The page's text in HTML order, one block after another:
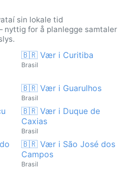
sin lokale tid
nyttig for å planlegge samtaler
🇧🇷 Vær i Curitiba
Brasil
🇧🇷 Vær i Guarulhos
Brasil
🇧🇷 Vær i Duque de
Caxias
Brasil
🇧🇷 Vær i São José dos
Campos
Brasil